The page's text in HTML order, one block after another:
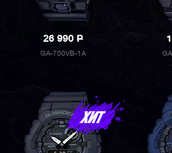
26 990P
GA-700VB-1A